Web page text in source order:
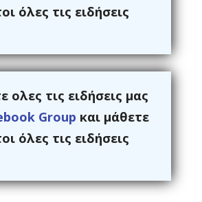
όλες τις ειδήσεις
ολες τις ειδήσεις μας
Group και μάθετε
όλες τις ειδήσεις